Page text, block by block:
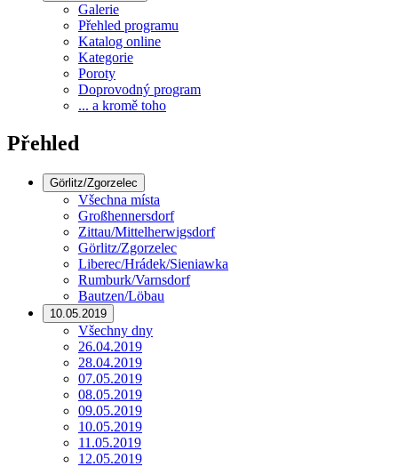
Galerie
Přehled programu
Katalog online
Kategorie
Poroty
Doprovodný program
... a kromě toho
Přehled
Görlitz/Zgorzelec
Všechna místa
Großhennersdorf
Zittau/Mittelherwigsdorf
Görlitz/Zgorzelec
Liberec/Hrádek/Sieniawka
Rumburk/Varnsdorf
Bautzen/Löbau
10.05.2019
Všechny dny
26.04.2019
28.04.2019
07.05.2019
08.05.2019
09.05.2019
10.05.2019
11.05.2019
12.05.2019